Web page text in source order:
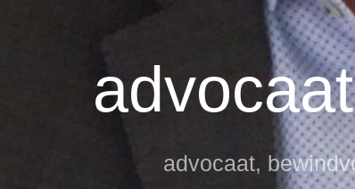
advocaat,